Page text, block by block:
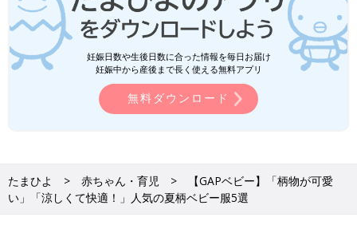
妊娠日数や生後日数に合った情報を毎日お届け
妊娠中から産後まで長く使える無料アプリ
無料ダウンロード
たまひよ 赤ちゃん・育児
【GAPベビー】「柄物が可愛
い」「涼しくて快適！」人気の夏柄ベビー服5選